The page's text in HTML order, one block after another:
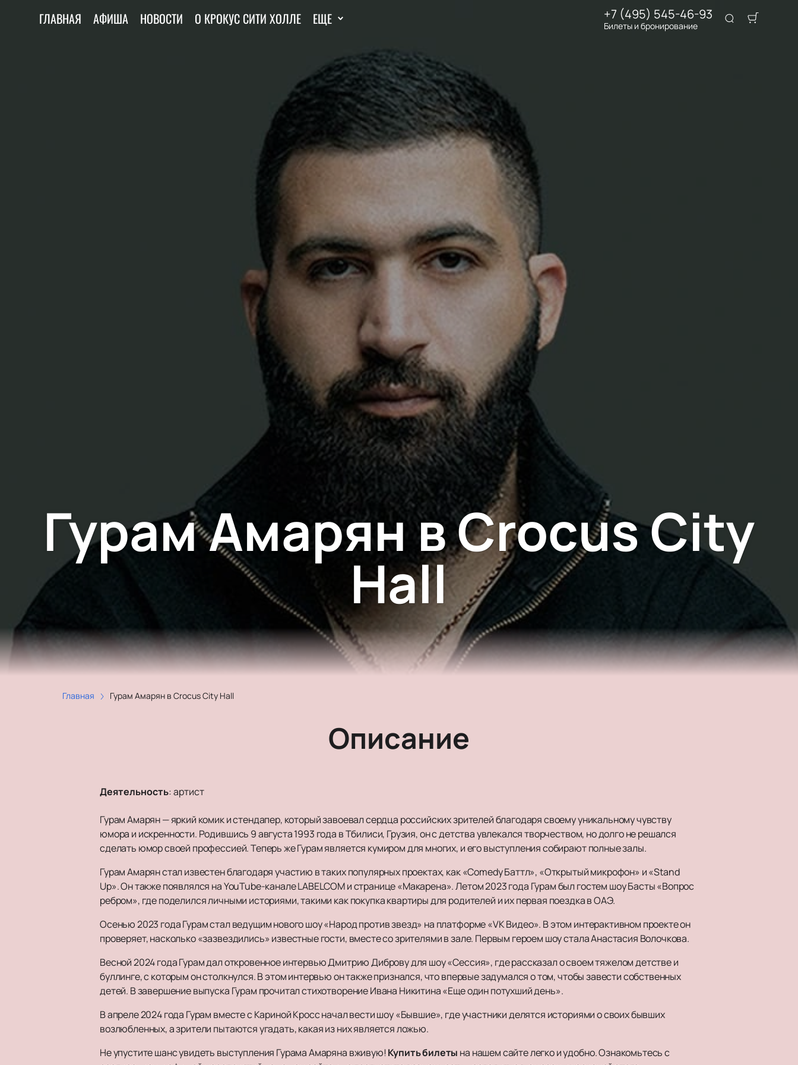
ГЛАВНАЯ АФИША НОВОСТИ О КРОКУС СИТИ ХОЛЛЕ ЕЩЕ +7 (495) 545-46-93
Билеты и бронирование
Гурам Амарян в Crocus City
Hall
Главная Гурам Амарян в Crocus City Hall
Описание
Деятельность:артист
Гурам Амарян — яркий комик и стендапер, который завоевал сердца российских зрителей благодаря своему уникальному чувству
юмора и искренности. Родившись 9 августа 1993 года в Тбилиси, Грузия, он с детства увлекался творчеством, но долго не решался
сделать юмор своей профессией. Теперь же Гурам является кумиром для многих, и его выступления собирают полные залы.
Гурам Амарян стал известен благодаря участию в таких популярных проектах, как «Comedy Баттл», «Открытый микрофон» и «Stand
Up». Он также появлялся на YouTube-канале LABELCOM и странице «Макарена». Летом 2023 года Гурам был гостем шоу Басты «Вопрос
ребром », где поделился личными историями, такими как покупка квартиры для родителей и их первая поездка в ОАЭ.
Осенью 2023 года Гурам стал ведущим нового шоу «Народ против звезд» на платформе «VK Видео». В этом интерактивном проекте он
проверяет, насколько «зазвездились» известные гости, вместе со зрителями в зале. Первым героем шоу стала Анастасия Волочкова.
Весной 2024 года Гурам дал откровенное интервью Дмитрию Диброву для шоу «Сессия», где рассказал о своем тяжелом детстве и
буллинге, с которым он столкнулся. В этом интервью он также признался, что впервые задумался о том, чтобы завести собственных
детей. В завершение выпуска Гурам прочитал стихотворение Ивана Никитина «Еще один потухший день».
В апреле 2024 года Гурам вместе с Кариной Кросс начал вести шоу «Бывшие», где участники делятся историями о своих бывших
возлюбленных, а зрители пытаются угадать, какая из них является ложью.
Не упустите шанс увидеть выступления Гурама Амаряна вживую! Купить билеты на нашем сайте легко и удобно. Ознакомьтесь с